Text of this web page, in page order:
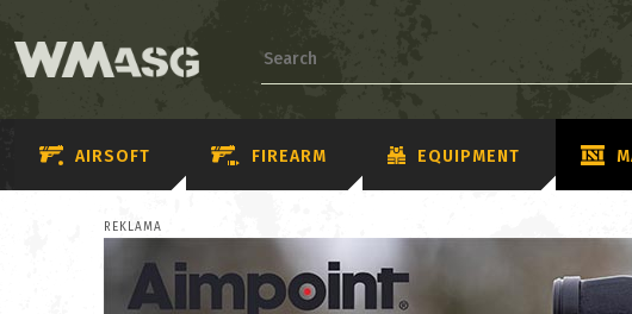
AIRSOFT FIREARM EQUIPMENT
REKLAMA